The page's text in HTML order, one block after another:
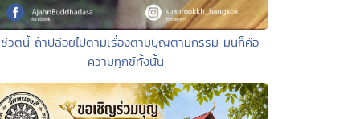
วิตนี้ ถ้าปล่อยไปตามเรื่องตามบุญตามกรรม มันก็คือ
ความทุกข์ทั้งนั้น